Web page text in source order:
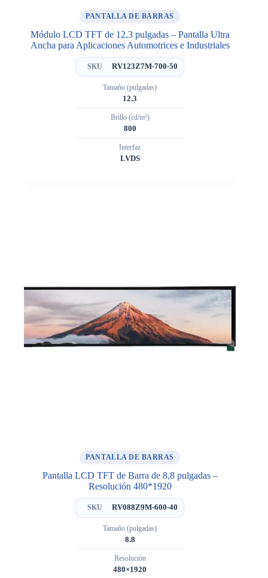
PANTALLA DE BARRAS
Módulo LCD TFT de 12,3 pulgadas – Pantalla Ultra
Ancha para Aplicaciones Automotrices e Industriales
SKU RV123Z7M-700-50
Tamaño (pulgadas)
12.3
Brillo (cd/m²)
800
Interfaz
LVDS
PANTALLA DE BARRAS
Pantalla LCD TFT de Barra de 8,8 pulgadas –
Resolución 480*1920
SKU RV088Z9M-600-40
Tamaño (pulgadas)
8.8
Resolución
480×1920